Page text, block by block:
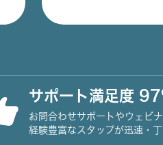
サポート満足度
お問合わせサポートやウェビ
経験豊富なスタップが迅速・丁